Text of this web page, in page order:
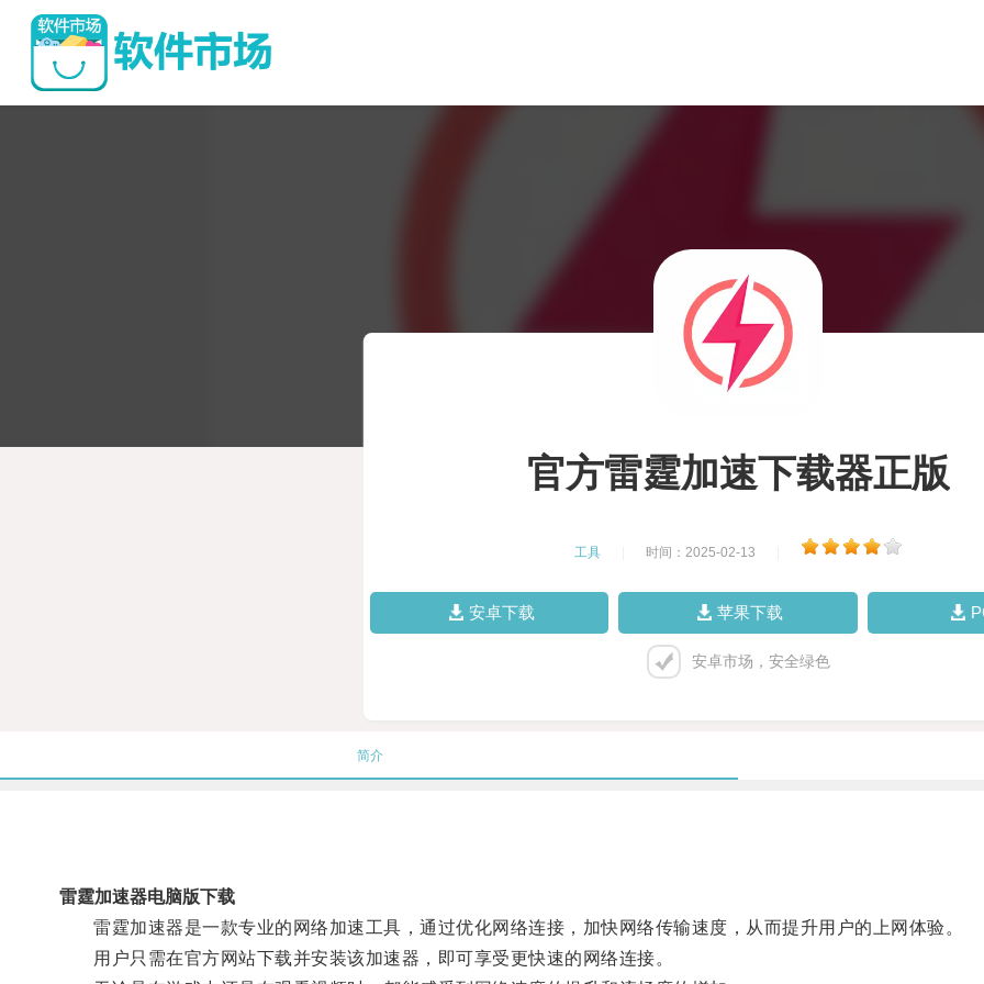
官方雷霆加速下载器正版
工具 时间：2025-02-13
安卓下载 苹果下载
安卓市场，安全绿色
简介
雷霆加速器电脑版下载
雷霆加速器是一款专业的网络加速工具，通过优化网络连接，加快网络传输速度，从而提升用户的上网体验。
用户只需在官方网站下载并安装该加速器，即可享受更快速的网络连接。